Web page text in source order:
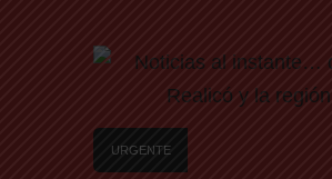
URGENTE